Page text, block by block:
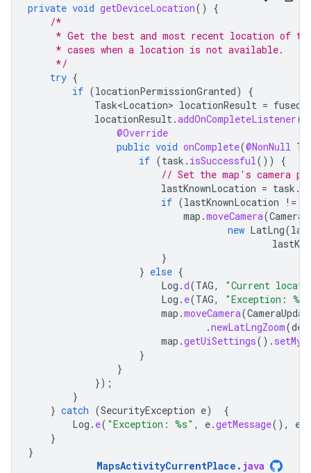
private void getDeviceLocation()
{
/*
* Get the best and most recent location of
     * cases when a location is not available.
     */
try {
if (locationPermissionGranted)
{
Task<Location> locationResult =
locationResult .addOnCompleteListener(
@Override
public void onComplete(@NonNull
if (task . isSuccessful ())
{
// Set the map's camera
lastKnownLocation = task .
if (lastKnownLocation !=
map .moveCamera(
new LatLng(
}
} else {
Log .d(TAG,
"Current
Log . e(TAG,
"Exception: %s"
map .moveCamera(
.newLatLngZoom(
map .getUiSettings().
}
}
});
}
} catch (SecurityException e)
{
Log . e( "Exception: %s" , e.getMessage(), e
}
}
MapsActivityCurrentPlace . java